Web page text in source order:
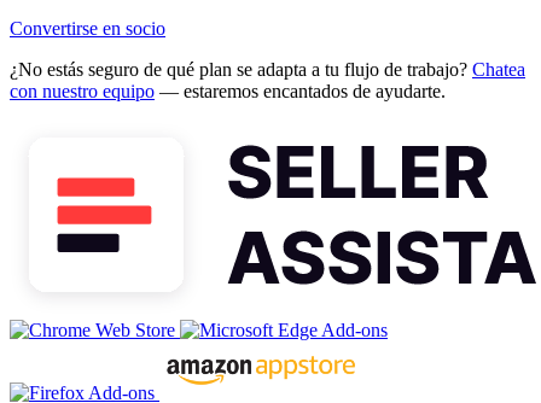
Convertirse en socio
¿No estás seguro de qué plan se adapta a tu flujo de trabajo? Chatea
con nuestro equipo — estaremos encantados de ayudarte.